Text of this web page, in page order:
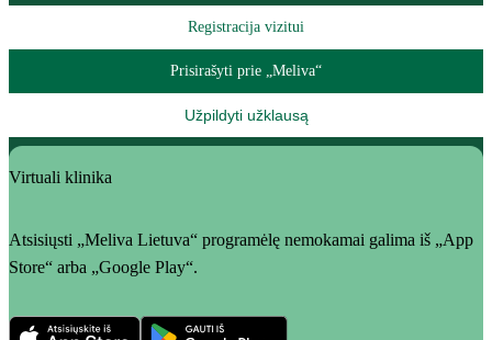
Registracija vizitui
Prisirašyti prie „Meliva“
Užpildyti užklausą
Virtuali klinika
Atsisiųsti „Meliva Lietuva“ programėlę nemokamai galima iš „App
Store“ arba „Google Play“.